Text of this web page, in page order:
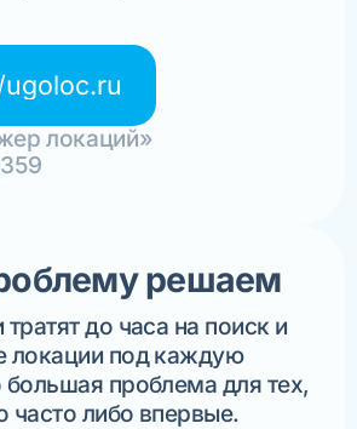
локаций»
решаем
до часа на поиск и
локации под каждую
проблема для тех,
часто либо впервые.